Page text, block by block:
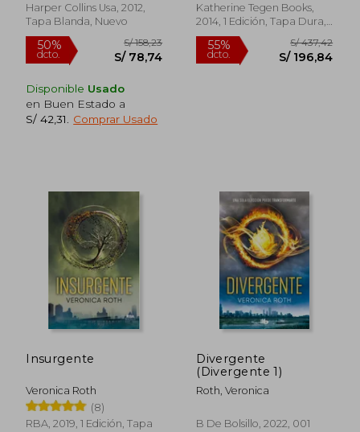
55%
dcto. S/ 67,84
55%
dcto.
Harper Collins Usa, 2012,
Tapa Blanda, Nuevo
Disponible Usado
en Buen Estado a
S/ 42,31
Comprar Usado
Katherine Tegen Books,
2014, 1 Edición, Tapa Dura,
Nuevo
Insurgente
Veronica Roth
(8)
RBA, 2019, 1 Edición, Tapa
Divergente
(Divergente 1)
Roth, Veronica
B De Bolsillo, 2022, 001